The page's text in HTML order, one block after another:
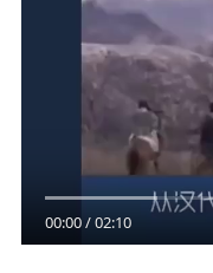
00:00/02:10